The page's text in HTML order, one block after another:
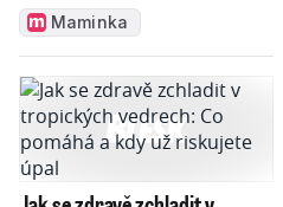
Maminka